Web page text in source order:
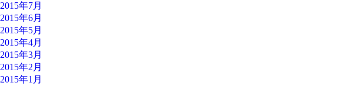
2015年7月
2015年6月
2015年5月
2015年4月
2015年3月
2015年2月
2015年1月